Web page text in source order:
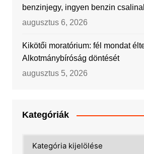
benzinjegy, ingyen benzin
augusztus 6, 2026
Kikötői moratórium: fél mondat
Alkotmánybíróság döntését
augusztus 5, 2026
Kategóriák